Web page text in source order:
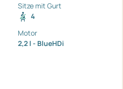
Sitze mit Gurt
4
Motor
2,2 l - BlueHDi